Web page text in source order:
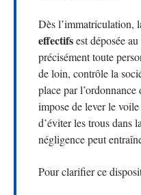
Dès l’immatriculation,
effectifsest déposée
précisément toute
de loin, contrôle la
place par
impose de lever le
d’éviter les trous dans
négligence peut
Pour clarifier ce